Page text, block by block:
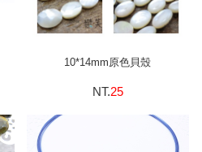
10*14mm原色貝殼
NT.25